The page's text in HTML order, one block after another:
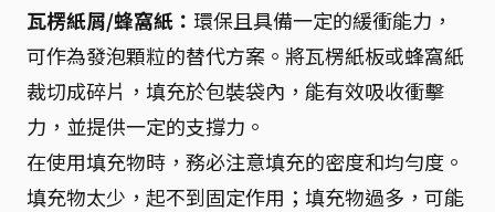
瓦楞紙屑/蜂窩紙： 環保且具備一定的緩衝能力，
可作為發泡顆粒的替代方案。將瓦楞紙板或蜂窩紙
裁切成碎片，填充於包裝袋內，能有效吸收衝擊
力，並提供一定的支撐力。
在使用填充物時，務必注意填充的密度和均勻度。
填充物太少，起不到固定作用；填充物過多，可能